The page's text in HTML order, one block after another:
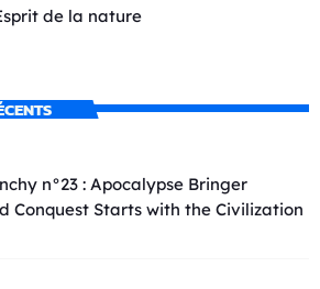
de la nature
n°23 : Apocalypse Bringer
Conquest Starts with the Civilization